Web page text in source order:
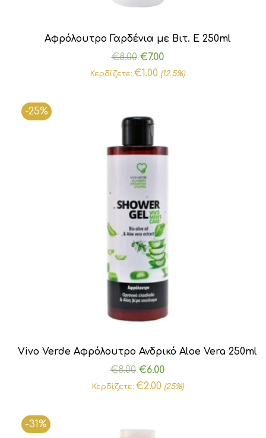
Αφρόλουτρο Γαρδένια με Βιτ. Ε 250ml
€8.00 Original
price
€7.00Η
τρέχουσα
Κερδίζετε: €1.00 (12.5%)
-25%
Vivo Verde Αφρόλουτρο Ανδρικό Aloe Vera 250ml
€8.00 Original
price
€6.00Η
τρέχουσα
Κερδίζετε: €2.00 (25%)
-31%